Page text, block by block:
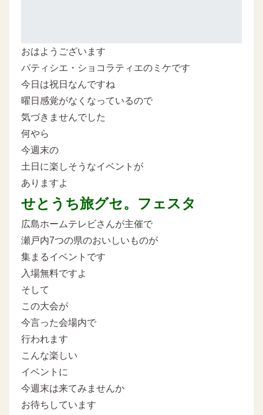
おはようございます
パティシエ・ショコラティエのミケです
今日は祝日なんですね
曜日感覚がなくなっているので
気づきませんでした
何やら
今週末の
土日に楽しそうなイベントが
ありますよ
せとうち旅グセ。フェスタ
広島ホームテレビさんが主催で
瀬戸内7つの県のおいしいものが
集まるイベントです
入場無料ですよ
そして
この大会が
今言った会場内で
行われます
こんな楽しい
イベントに
今週末は来てみませんか
お待ちしています